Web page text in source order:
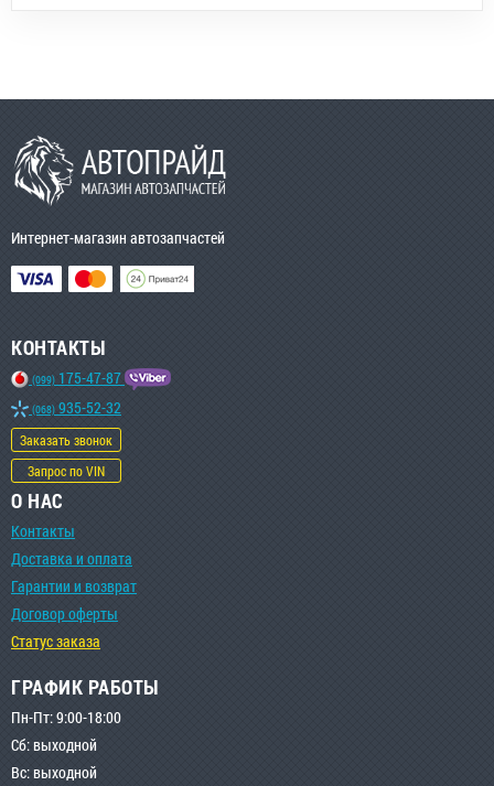
Интернет-магазин автозапчастей
КОНТАКТЫ
(099) 175-47-87
(068) 935-52-32
Заказать звонок
Запрос по VIN
О НАС
Контакты
Доставка и оплата
Гарантии и возврат
Договор оферты
Статус заказа
ГРАФИК РАБОТЫ
Пн-Пт: 9:00-18:00
Сб: выходной
Вс: выходной